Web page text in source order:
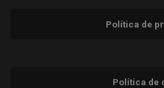
Política de
Política de